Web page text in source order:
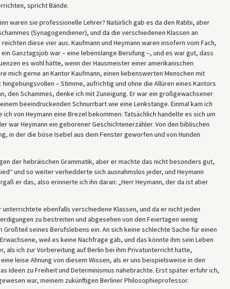
spricht Bände.
waren sie professionelle Lehrer? Natürlich gab es da den Rabbi, aber
(Synagogendiener), und da die verschiedenen Klassen an
diese vier aus. Kaufmann und Heymann waren insofern vom Fach,
Ganztagsjob war – eine lebenslange Berufung –, und es war gut, dass
es wohl hätte, wenn der Hausmeister einer amerikanischen
mich gerne an Kantor Kaufmann, einen liebenswerten Menschen mit
– Stimme, aufrichtig und ohne die Allüren eines Kantors
den Schammes, denke ich mit Zuneigung. Er war ein großgewachsener
beeindruckenden Schnurrbart wie eine Lenkstange. Einmal kam ich
von Heymann eine Brezel bekommen. Tatsächlich handelte es sich um
war Heymann ein geborener Geschichtenerzähler. Von den biblischen
in der die böse Isebel aus dem Fenster geworfen und von Hunden
der hebräischen Grammatik, aber er machte das nicht besonders gut,
und so weiter verhedderte sich ausnahmslos jeder, und Heymann
er das, also erinnerte ich ihn daran: „Herr Heymann, der da ist aber
unterrichtete ebenfalls verschiedene Klassen, und da er nicht jeden
zu bestreiten und abgesehen von den Feiertagen wenig
seines Berufslebens ein. An sich keine schlechte Sache für einen
weil es keine Nachfrage gab, und das könnte ihm sein Leben
als ich zur Vorbereitung auf Berlin bei ihm Privatunterricht hatte,
leise Ahnung von diesem Wissen, als er uns beispielsweise in den
Ideen zu Freiheit und Determinismus nahebrachte. Erst später erfuhr ich,
war, meinem zukünftigen Berliner Philosophieprofessor.